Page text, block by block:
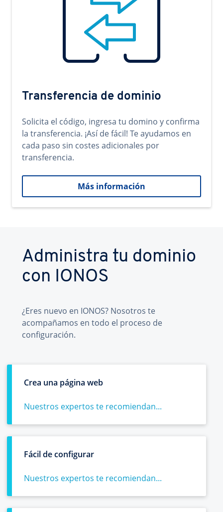
Transferencia de dominio
Solicita el código, ingresa tu domino y confirma
la transferencia. ¡Así de fácil! Te ayudamos en
cada paso sin costes adicionales por
transferencia.
Más información
Administra tu dominio
con IONOS
¿Eres nuevo en IONOS? Nosotros te
acompañamos en todo el proceso de
configuración.
Crea una página web
Nuestros expertos te recomiendan...
Fácil de configurar
Nuestros expertos te recomiendan...